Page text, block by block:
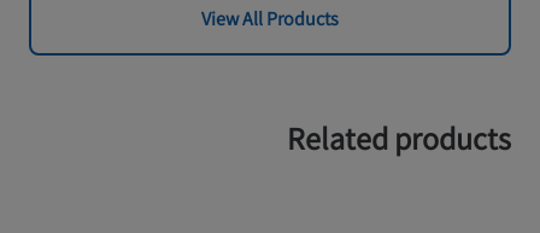
View All Products
Related products